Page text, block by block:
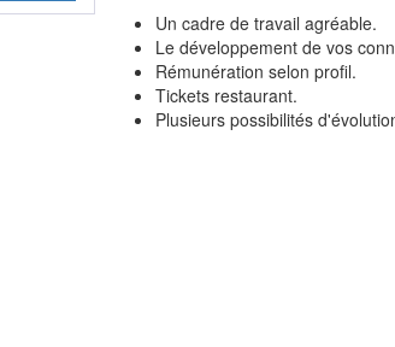
Un cadre de travail agréable.
Le développement de vos
Rémunération selon profil.
Tickets restaurant.
Plusieurs possibilités